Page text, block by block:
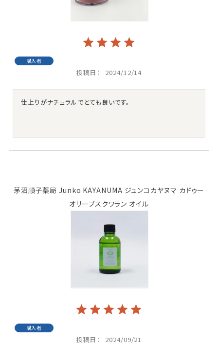
購入者
投稿日 2024/12/14
茅沼順子薬局 Junko KAYANUMA ジュンコカヤヌマ カドゥー
オリーブスクワラン オイル
購入者
投稿日 2024/09/21